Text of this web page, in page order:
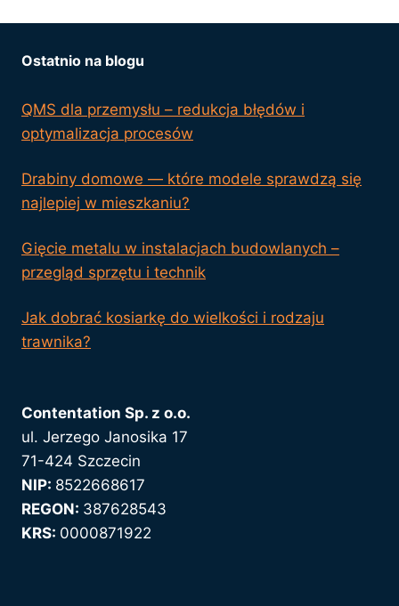
Ostatnio na blogu
QMS dla przemysłu – redukcja błędów i
optymalizacja procesów
Drabiny domowe — które modele sprawdzą się
najlepiej w mieszkaniu?
Gięcie metalu w instalacjach budowlanych –
przegląd sprzętu i technik
Jak dobrać kosiarkę do wielkości i rodzaju
trawnika?
Contentation Sp. z o.o.
ul. Jerzego Janosika 17
71-424 Szczecin
NIP: 8522668617
REGON: 387628543
KRS: 0000871922